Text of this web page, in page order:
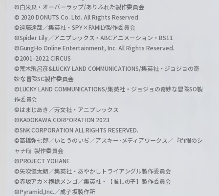
©白米良・オーバーラップ/ありふれた製作委員会
© 2020 DONUTS Co. Ltd. All Rights Reserved.
©遠藤達哉／集英社・SPY×FAMILY製作委員会
©Spider Lily／アニプレックス・ABCアニメーション・BS11
©GungHo Online Entertainment, Inc. All Rights Reserved.
©2001-2022 CIRCUS
©荒木飛呂彦&LUCKY LAND COMMUNICATIONS/集英社・ジョジョの奇
妙な冒険SC製作委員会
©LUCKY LAND COMMUNICATIONS/集英社・ジョジョの奇妙な冒険SO製
作委員会
©はまじあき／芳文社・アニプレックス
©KADOKAWA CORPORATION 2023
©SNK CORPORATION ALL RIGHTS RESERVED.
©高橋弥七郎／いとうのいぢ／アスキー･メディアワークス／『灼眼のシ
ャナF』製作委員会
©PROJECT YOHANE
©矢吹健太朗／集英社・あやかしトライアングル製作委員会
©赤坂アカ×横槍メンゴ／集英社・【推しの子】製作委員会
©Pyramid,Inc.／成子坂製作所